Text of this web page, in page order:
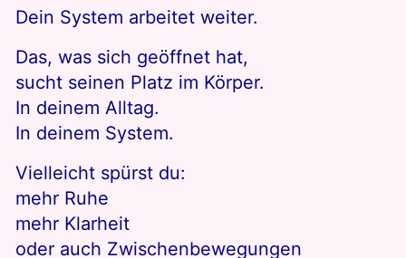
Dein System arbeitet weiter.
Das, was sich geöffnet hat,
sucht seinen Platz im Körper.
In deinem Alltag.
In deinem System.
Vielleicht spürst du:
mehr Ruhe
mehr Klarheit
oder auch Zwischenbewegungen